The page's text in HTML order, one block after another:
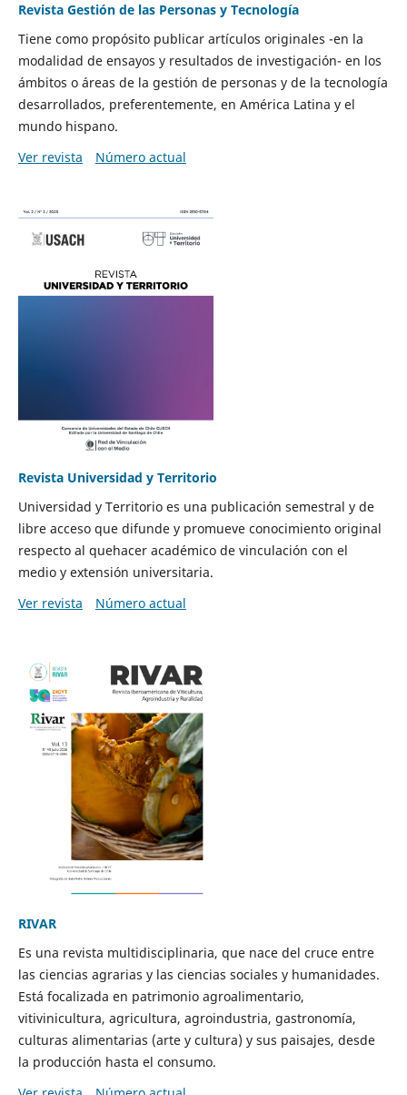
Revista Gestión de las Personas y Tecnología
Tiene como propósito publicar artículos originales -en la
modalidad de ensayos y resultados de investigación- en los
ámbitos o áreas de la gestión de personas y de la tecnología
desarrollados, preferentemente, en América Latina y el
mundo hispano.
Ver revista
Número actual
Revista Universidad y Territorio
Universidad y Territorio es una publicación semestral y de
libre acceso que difunde y promueve conocimiento original
respecto al quehacer académico de vinculación con el
medio y extensión universitaria.
Ver revista
Número actual
RIVAR
Es una revista multidisciplinaria, que nace del cruce entre
las ciencias agrarias y las ciencias sociales y humanidades.
Está focalizada en patrimonio agroalimentario,
vitivinicultura, agricultura, agroindustria, gastronomía,
culturas alimentarias (arte y cultura) y sus paisajes, desde
la producción hasta el consumo.